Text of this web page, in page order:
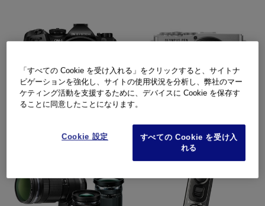
PEN
「すべての Cookie を受け入れる」をクリックすると、サイトナ
ビゲーションを強化し、サイトの使用状況を分析し、弊社のマー
ケティング活動を支援するために、デバイスに Cookie を保存す
ることに同意したことになります。
Cookie 設定
すべての Cookie を受け入
れる